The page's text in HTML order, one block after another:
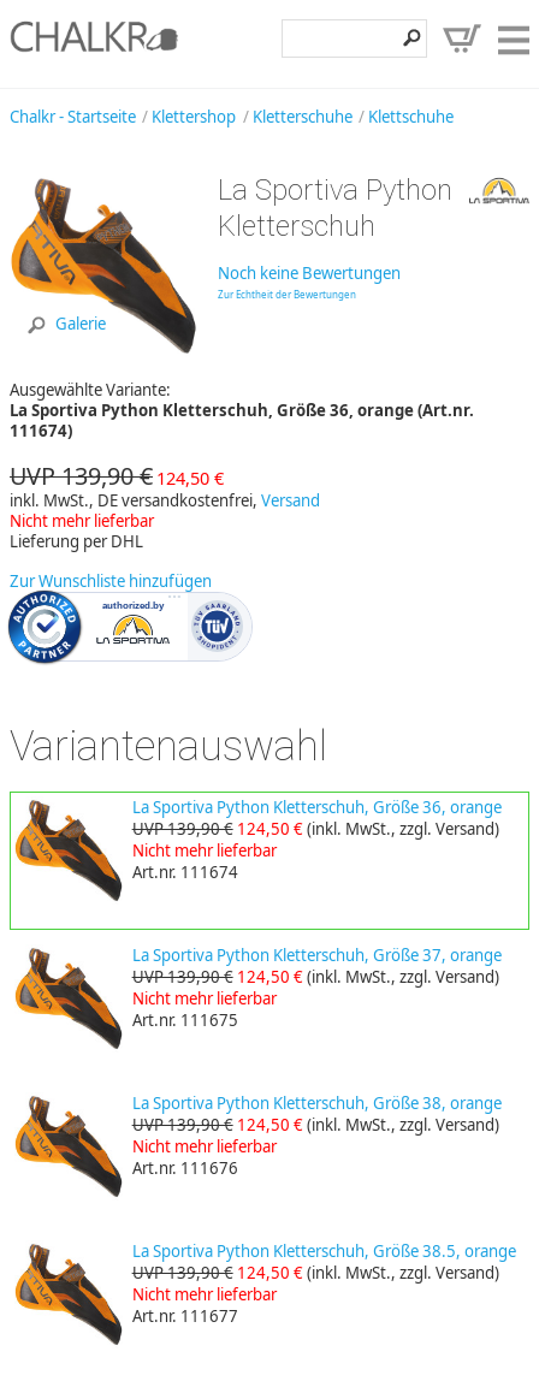
Klettershop
Entdecken
Chalkr - Startseite Klettershop Kletterschuhe Klettschuhe
Galerie
La Sportiva Python
Kletterschuh
Noch keine Bewertungen
Zur Echtheit der Bewertungen
Ausgewählte Variante:
La Sportiva Python Kletterschuh, Größe 36, orange (Art.nr.
111674)
UVP 139,90 € 124,50 €
inkl. MwSt., DE versandkostenfrei, Versand
Nicht mehr lieferbar
Lieferung per DHL
Zur Wunschliste hinzufügen
Variantenauswahl
La Sportiva Python Kletterschuh, Größe 36, orange
UVP 139,90 € 124,50 €(inkl. MwSt., zzgl. Versand)
Nicht mehr lieferbar
Art.nr. 111674
La Sportiva Python Kletterschuh, Größe 37, orange
UVP 139,90 € 124,50 €(inkl. MwSt., zzgl. Versand)
Nicht mehr lieferbar
Art.nr. 111675
La Sportiva Python Kletterschuh, Größe 38, orange
UVP 139,90 € 124,50 €(inkl. MwSt., zzgl. Versand)
Nicht mehr lieferbar
Art.nr. 111676
La Sportiva Python Kletterschuh, Größe 38.5, orange
UVP 139,90 € 124,50 €(inkl. MwSt., zzgl. Versand)
Nicht mehr lieferbar
Art.nr. 111677